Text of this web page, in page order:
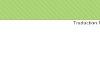
Traduction